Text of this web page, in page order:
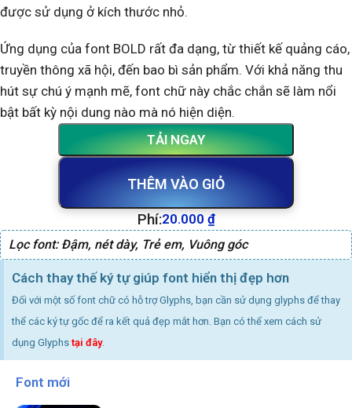
được sử dụng ở kích thước nhỏ.
Ứng dụng của font BOLD rất đa dạng, từ thiết kế quảng cáo,
truyền thông xã hội, đến bao bì sản phẩm. Với khả năng thu
hút sự chú ý mạnh mẽ, font chữ này chắc chắn sẽ làm nổi
bật bất kỳ nội dung nào mà nó hiện diện.
THÊM VÀO GIỎ
TẢI NGAY
Phí:20.000 ₫
Lọc font: Đậm, nét dày, Trẻ em, Vuông góc
Cách thay thế ký tự giúp font hiển thị đẹp hơn
Đối với một số font chữ có hỗ trợ Glyphs, bạn cần sử dụng glyphs để thay
thể các ký tự gốc để ra kết quả đẹp mắt hơn. Bạn có thể xem cách sử
dụng Glyphs tại đây.
Font mới